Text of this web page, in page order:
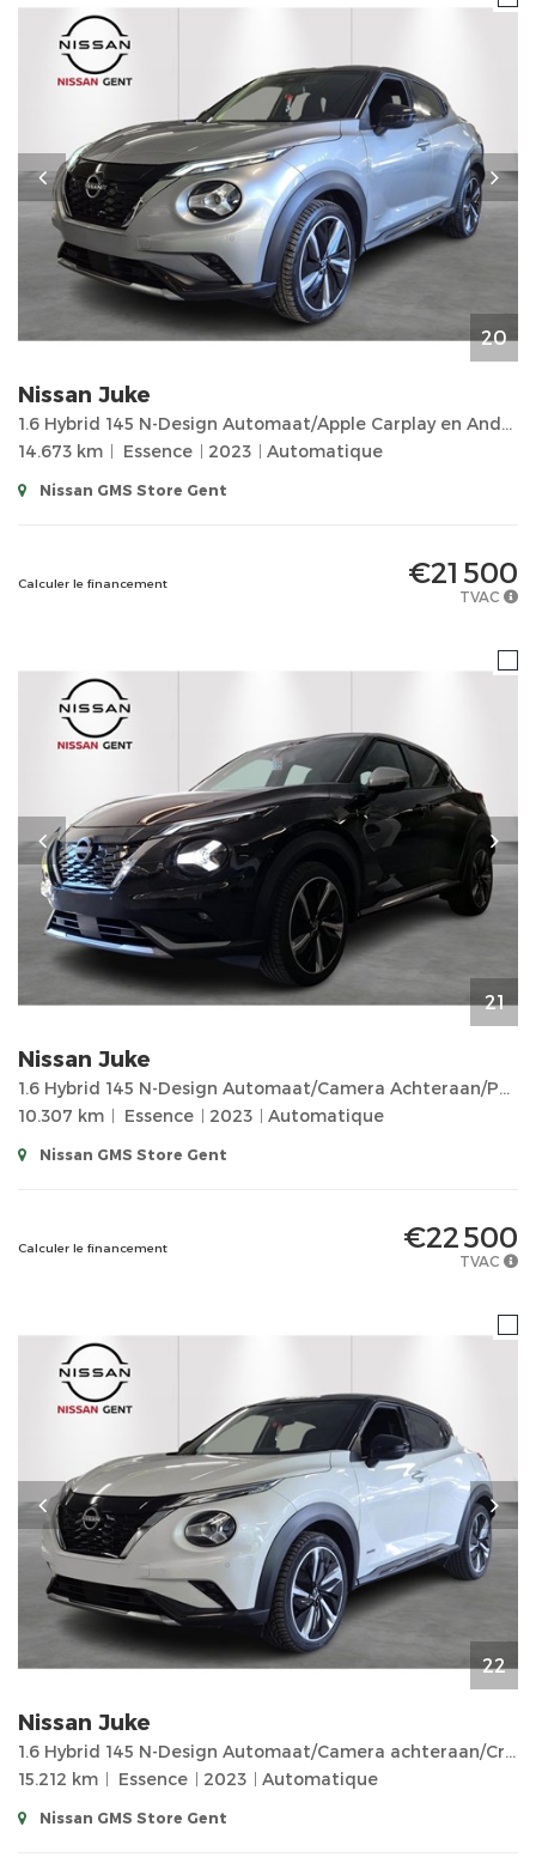
20
Nissan Juke
1.6 Hybrid 145 N-Design Automaat/Apple Carplay en Android Auto/Camera Achteraan/Parkeersensoren voor
14.673 km
Essence 2023 Automatique
Nissan GMS Store Gent
Calculer le financement €21 500
TVAC
21
Nissan Juke
1.6 Hybrid 145 N-Design Automaat/Camera Achteraan/Parkeersensoren/Cruise Control...
10.307 km
Essence 2023 Automatique
Nissan GMS Store Gent
Calculer le financement €22 500
TVAC
22
Nissan Juke
1.6 Hybrid 145 N-Design Automaat/Camera achteraan/Cruise Control/Parkeersensoren...
15.212 km
Essence 2023 Automatique
Nissan GMS Store Gent